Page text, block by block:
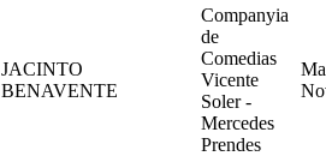
JACINTO
BENAVENTE
Companyia
de
Comedias
Vicente
Soler -
Mercedes
Prendes